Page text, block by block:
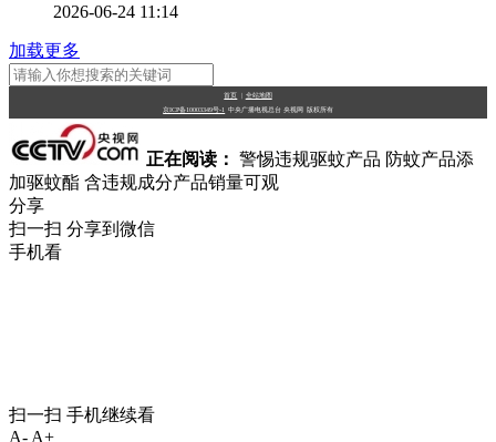
2026-06-24 11:14
加载更多
首页 全站地图
京ICP备10003349号-1 中央广播电视总台 央视网 版权所有
正在阅读： 警惕违规驱蚊产品 防蚊产品添
加驱蚊酯 含违规成分产品销量可观
分享
扫一扫 分享到微信
手机看
扫一扫 手机继续看
A- A+